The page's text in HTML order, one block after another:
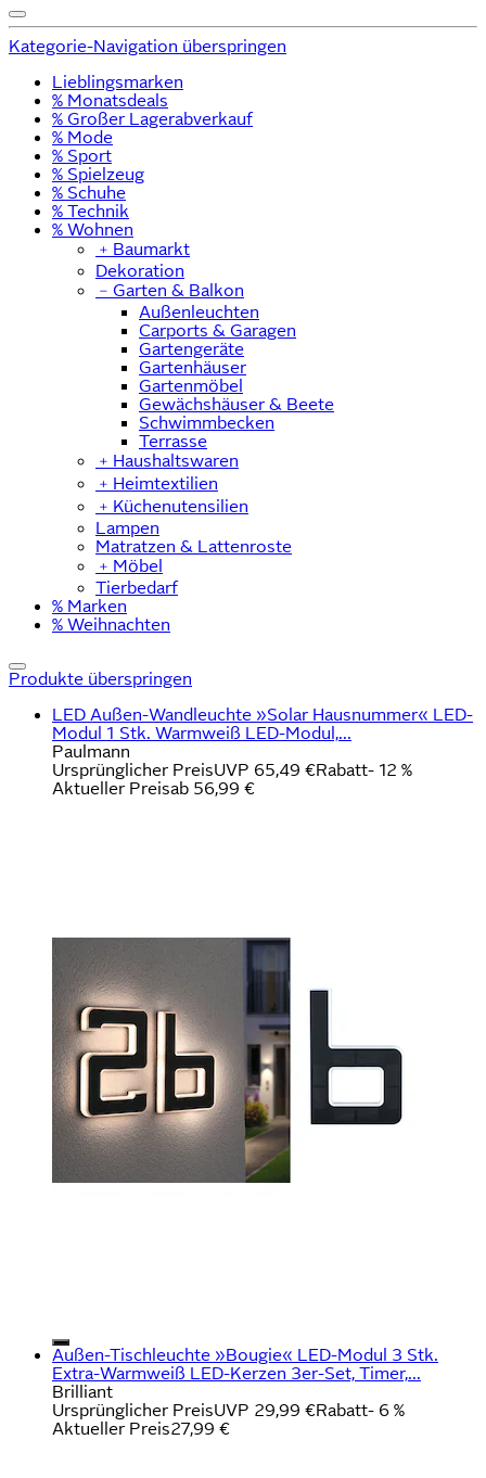
Kategorie-Navigation überspringen
Lieblingsmarken
% Monatsdeals
% Großer Lagerabverkauf
% Mode
% Sport
% Spielzeug
% Schuhe
% Technik
% Wohnen
﹢ Baumarkt
Dekoration
﹣ Garten & Balkon
Außenleuchten
Carports & Garagen
Gartengeräte
Gartenhäuser
Gartenmöbel
Gewächshäuser & Beete
Schwimmbecken
Terrasse
﹢ Haushaltswaren
﹢ Heimtextilien
﹢ Küchenutensilien
Lampen
Matratzen & Lattenroste
﹢ Möbel
Tierbedarf
% Marken
% Weihnachten
Produkte überspringen
LED Außen-Wandleuchte »Solar Hausnummer« LED-
Modul 1 Stk. Warmweiß LED-Modul,...
Paulmann
Ursprünglicher PreisUVP 65,49 €Rabatt- 12 %
Aktueller Preisab 56,99 €
Außen-Tischleuchte »Bougie« LED-Modul 3 Stk.
Extra-Warmweiß LED-Kerzen 3er-Set, Timer,...
Brilliant
Ursprünglicher PreisUVP 29,99 €Rabatt- 6 %
Aktueller Preis27,99 €